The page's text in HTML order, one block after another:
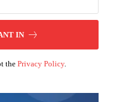
IN
the Privacy Policy.